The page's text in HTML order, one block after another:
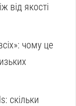
від якості
чому це
скільки